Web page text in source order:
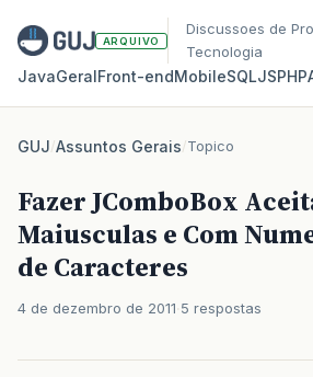
ARQUIVO
Discussoes de
Tecnologia
JavaGeralFront‑endMobileSQLJSPHP
GUJ/Assuntos Gerais/Topico
Fazer JComboBox
Maiusculas e Com
de Caracteres
4 de dezembro de 2011 5 respostas